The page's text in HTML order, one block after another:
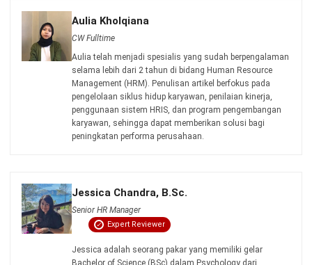
tahun terakhir, Jessica mendalami bidang Human
Resource Management, mengembangkan keahlian dalam
strategi rekrutmen, pengelolaan kinerja, pengembangan
organisasi, serta implementasi kebijakan HR yang
mendukung budaya kerja positif dan pertumbuhan
perusahaan.
pemerintah, pedoman industri, serta publikasi terpercaya
untuk memastikan konten yang akurat dan relevan.
Pelajari lebih lanjut tentang cara kami menjaga
membacaPanduan Editorial kami.